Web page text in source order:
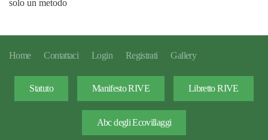
solo un metodo
Home Contattaci Login Registrati Gallery
Statuto Manifesto RIVE Libretto RIVE
Abc degli Ecovillaggi